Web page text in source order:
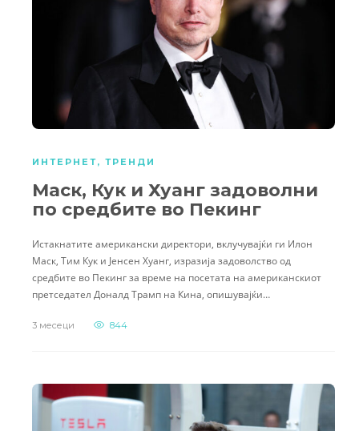
ИНТЕРНЕТ, ТРЕНДИ
Маск, Кук и Хуанг задоволни
по средбите во Пекинг
Истакнатите американски директори, вклучувајќи ги Илон
Маск, Тим Кук и Јенсен Хуанг, изразија задоволство од
средбите во Пекинг за време на посетата на американскиот
претседател Доналд Трамп на Кина, опишувајќи…
3 месеци 844